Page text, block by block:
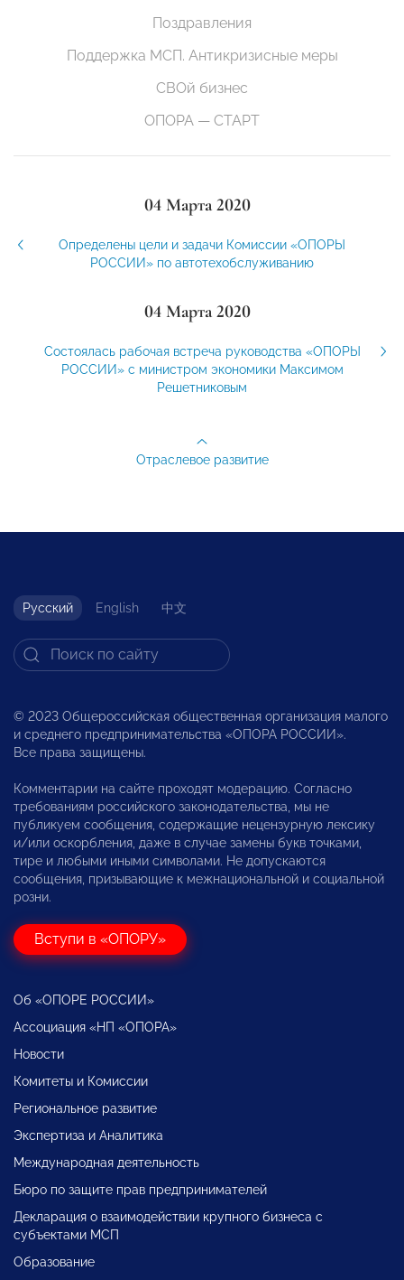
Поздравления
Поддержка МСП. Антикризисные меры
СВОй бизнес
ОПОРА — СТАРТ
04 Марта 2020
Определены цели и задачи Комиссии «ОПОРЫ
РОССИИ» по автотехобслуживанию
04 Марта 2020
Состоялась рабочая встреча руководства «ОПОРЫ
РОССИИ» с министром экономики Максимом
Решетниковым
Отраслевое развитие
Русский English 中文
© 2023 Общероссийская общественная организация малого
и среднего предпринимательства «ОПОРА РОССИИ».
Все права защищены.
Комментарии на сайте проходят модерацию. Согласно
требованиям российского законодательства, мы не
публикуем сообщения, содержащие нецензурную лексику
и/или оскорбления, даже в случае замены букв точками,
тире и любыми иными символами. Не допускаются
сообщения, призывающие к межнациональной и социальной
розни.
Вступи в «ОПОРУ»
Об «ОПОРЕ РОССИИ»
Ассоциация «НП «ОПОРА»
Новости
Комитеты и Комиссии
Региональное развитие
Экспертиза и Аналитика
Международная деятельность
Бюро по защите прав предпринимателей
Декларация о взаимодействии крупного бизнеса с
субъектами МСП
Образование